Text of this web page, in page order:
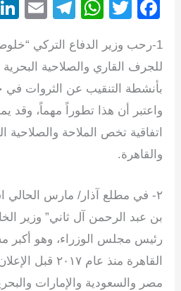
F
c
e
b
o
o
k
T
tt
er
W
at
s
A
p
p
T
e
gr
a
m
E
ail 1-رحب وزير الدفاع التركي
للجرف القاري والصلاحية
بأنشطة التنقيب عن الثروات
واعتبر أن هذا تطوراً مهماً، وقد
اتفاقية تخص الملاحة والصلاحية
والقاهرة.
‏٢- في مطلع آذار/ مارس
بن عبد الرحمن آل ثاني” وزير
رئيس مجلس الوزراء، وهو أكبر
القاهرة منذ
مصر والسعودية والإمارات